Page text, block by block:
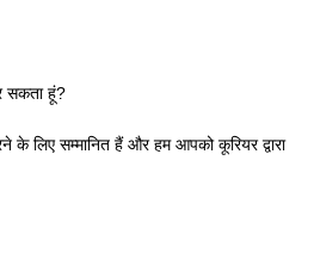
सकता हूं?
लिए सम्मानित हैं और हम आपको कूरियर द्वारा